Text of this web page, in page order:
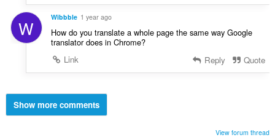
W Wibbble 1 year ago
How do you translate a whole page the same way Google
translator does in Chrome?
Link
Reply Quote
Show more comments
View forum thread